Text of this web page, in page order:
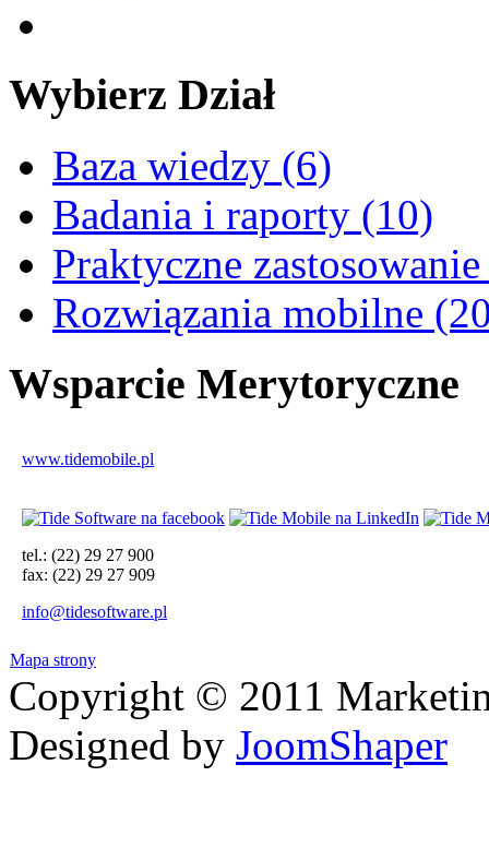
Wybierz Dział
Baza wiedzy (6)
Badania i raporty (10)
Praktyczne
Rozwiązania mobilne
Wsparcie Merytoryczne
www.tidemobile.pl
tel.: (22) 29 27 900
fax: (22) 29 27 909
info@tidesoftware.pl
Mapa strony
Copyright © 2011
Designed by JoomShaper